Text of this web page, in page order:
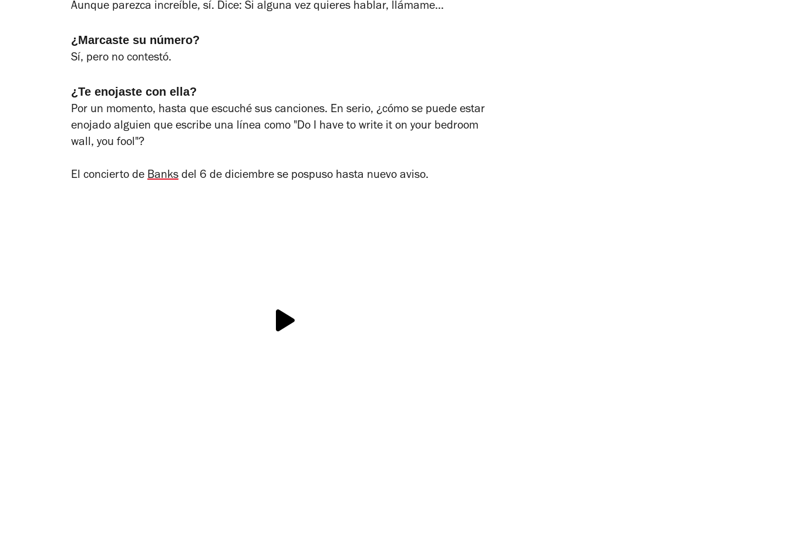
Aunque parezca increíble, sí. Dice: Si alguna vez quieres hablar, llámame...
¿Marcaste su número?
Sí, pero no contestó.
¿Te enojaste con ella?
Por un momento, hasta que escuché sus canciones. En serio, ¿cómo se puede estar
enojado alguien que escribe una línea como "Do I have to write it on your bedroom
wall, you fool"?
El concierto de Banks del 6 de diciembre se pospuso hasta nuevo aviso.